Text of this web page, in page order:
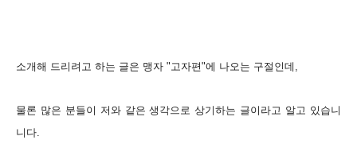
소개해 드리려고 하는 글은 맹자 "고자편"에 나오는 구절인데,
물론 많은 분들이 저와 같은 생각으로 상기하는 글이라고 알고 있습니
니다.